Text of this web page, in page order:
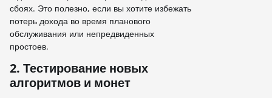
сбоях. Это полезно, если вы хотите избежать
потерь дохода во время планового
обслуживания или непредвиденных
простоев.
2. Тестирование новых
алгоритмов и монет